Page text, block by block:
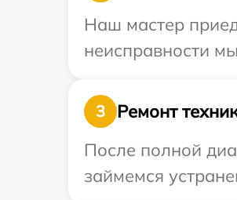
Наш мастер
неисправности
3
Ремонт
После полной
займемся